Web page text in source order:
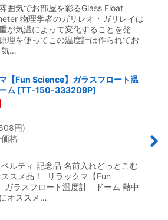
囲気でお部屋を彩るGlass Float
物理学者のガリレオ・ガリレイは
が気温によって変化することを発
理を使ってこの温度計は作られてお
気…
【Fun Science】ガラスフロート温
ム [TT-150-333209P]
円)
格
ルティ 記念品 名前入れどっとこむ
スメ品！ リラックマ【Fun
ガラスフロート温度計 ドーム 熱中
オススメ…